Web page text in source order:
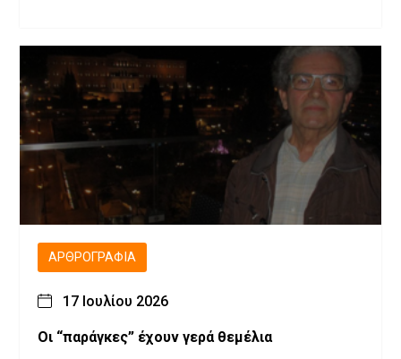
ΑΡΘΡΟΓΡΑΦΊΑ
17 Ιουλίου 2026
Οι “παράγκες” έχουν γερά θεμέλια